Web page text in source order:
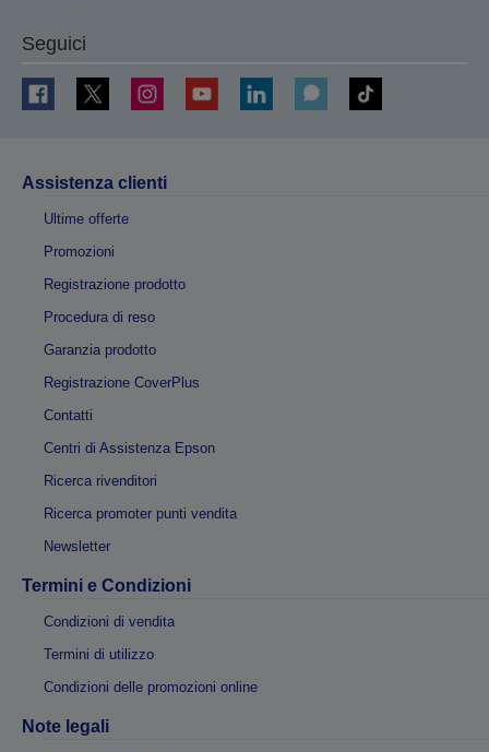
Seguici
Assistenza clienti
Ultime offerte
Promozioni
Registrazione prodotto
Procedura di reso
Garanzia prodotto
Registrazione CoverPlus
Contatti
Centri di Assistenza Epson
Ricerca rivenditori
Ricerca promoter punti vendita
Newsletter
Termini e Condizioni
Condizioni di vendita
Termini di utilizzo
Condizioni delle promozioni online
Note legali